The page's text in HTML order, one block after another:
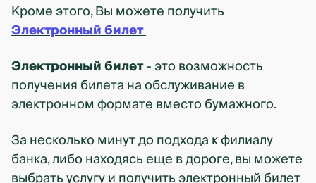
Кроме этого, Вы можете получить
Электронный билет
Электронный билет- это возможность
получения билета на обслуживание в
электронном формате вместо бумажного.
За несколько минут до подхода к филиалу
банка, либо находясь еще в дороге, вы можете
выбрать услугу и получить электронный билет